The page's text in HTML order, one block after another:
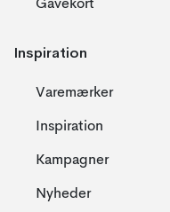
Gavekort
Inspiration
Varemærker
Inspiration
Kampagner
Nyheder